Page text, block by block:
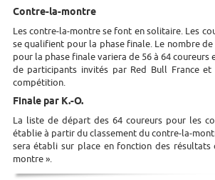
Contre-la-montre
Les contre-la-montre se font en solitaire. Les
se qualifient pour la phase finale. Le nombre
pour la phase finale variera de 56 à 64
de participants invités par Red Bull France
compétition.
Finale par K.-O.
La liste de départ des 64 coureurs pour les
établie à partir du classement du contre-la-
sera établi sur place en fonction des résultats
montre ».